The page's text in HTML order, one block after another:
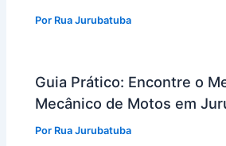
Por Rua Jurubatuba
Guia Prático: Encontre o
Mecânico de Motos em
Por Rua Jurubatuba